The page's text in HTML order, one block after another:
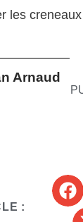
les
Arnaud
: